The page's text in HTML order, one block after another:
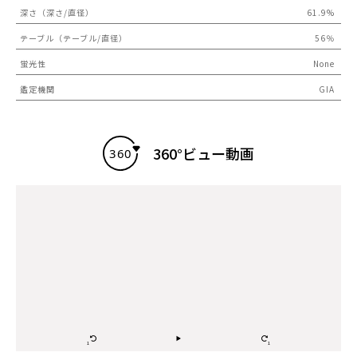
深さ（深さ/直径） 61.9%
テーブル（テーブル/直径） 56％
蛍光性 None
鑑定機関 GIA
360°ビュー動画